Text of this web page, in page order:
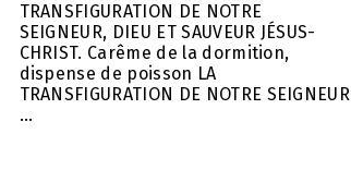
TRANSFIGURATION DE NOTRE
SEIGNEUR, DIEU ET SAUVEUR JÉSUS-
CHRIST. Carême de la dormition,
dispense de poisson LA
TRANSFIGURATION DE NOTRE SEIGNEUR
...